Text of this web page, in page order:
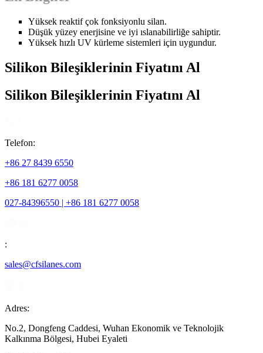
Yüksek reaktif çok fonksiyonlu silan.
Düşük yüzey enerjisine ve iyi ıslanabilirliğe sahiptir.
Yüksek hızlı UV kürleme sistemleri için uygundur.
Silikon Bileşiklerinin Fiyatını Al
Silikon Bileşiklerinin Fiyatını Al
Telefon:
+86 27 8439 6550
+86 181 6277 0058
027-84396550 | +86 181 6277 0058
:
sales@cfsilanes.com
Adres:
No.2, Dongfeng Caddesi, Wuhan Ekonomik ve Teknolojik
Kalkınma Bölgesi, Hubei Eyaleti